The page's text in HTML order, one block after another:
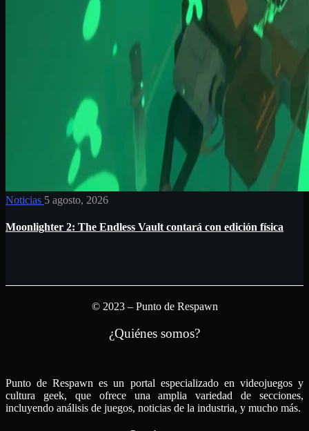
Noticias 5 agosto, 2026
Moonlighter 2: The Endless Vault contará con edición física
© 2023 – Punto de Respawn
¿Quiénes somos?
Punto de Respawn es un portal especializado en videojuegos y
cultura geek, que ofrece una amplia variedad de secciones,
incluyendo análisis de juegos, noticias de la industria, y mucho más.